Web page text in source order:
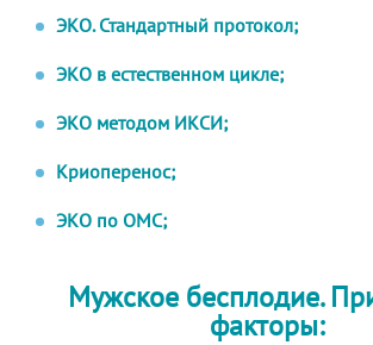
ЭКО. Стандартный протокол;
ЭКО в естественном цикле;
ЭКО методом ИКСИ;
Криоперенос;
ЭКО по ОМС;
Мужское бесплодие.
факторы: